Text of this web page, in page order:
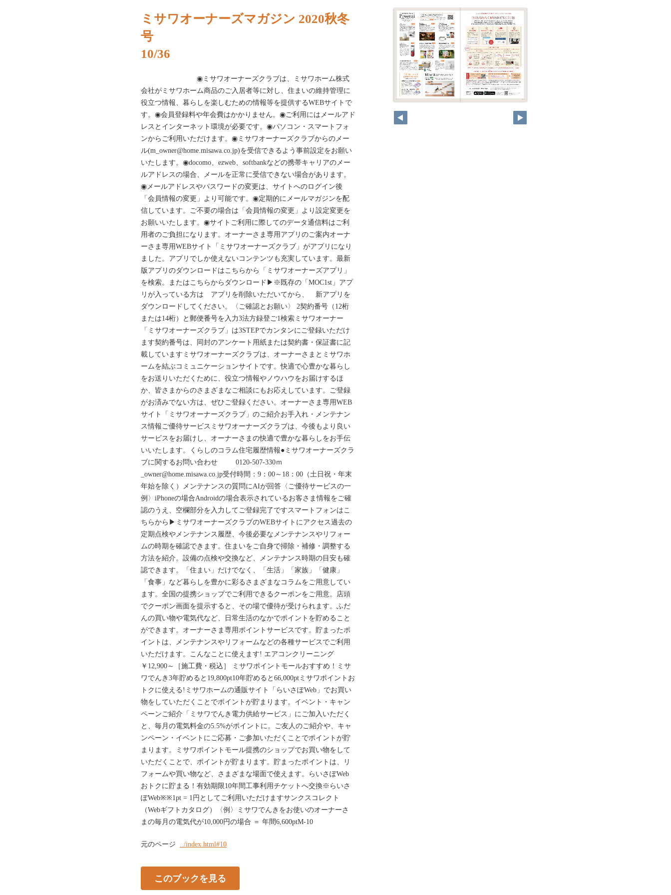
ミサワオーナーズマガジン 2020秋冬
号
10/36
◉ミサワオーナーズクラブは、ミサワホーム株式
会社がミサワホーム商品のご入居者等に対し、住まいの維持管理に
役立つ情報、暮らしを楽しむための情報等を提供するWEBサイトで
す。◉会員登録料や年会費はかかりません。◉ご利用にはメールアド
レスとインターネット環境が必要です。◉パソコン・スマートフォ
ンからご利用いただけます。◉ミサワオーナーズクラブからのメー
ル(m_owner@home.misawa.co.jp)を受信できるよう事前設定をお願い
いたします。◉docomo、ezweb、softbankなどの携帯キャリアのメー
ルアドレスの場合、メールを正常に受信できない場合があります。
◉メールアドレスやパスワードの変更は、サイトへのログイン後
「会員情報の変更」より可能です。◉定期的にメールマガジンを配
信しています。ご不要の場合は「会員情報の変更」より設定変更を
お願いいたします。◉サイトご利用に際してのデータ通信料はご利
用者のご負担になります。オーナーさま専用アプリのご案内オーナ
ーさま専用WEBサイト「ミサワオーナーズクラブ」がアプリになり
ました。アプリでしか使えないコンテンツも充実しています。最新
版アプリのダウンロードはこちらから「ミサワオーナーズアプリ」
を検索。またはこちらからダウンロード▶※既存の「MOC1st」アプ
リが入っている方は アプリを削除いただいてから、 新アプリを
ダウンロードしてください。〈ご確認とお願い〉 2契約番号（12桁
または14桁）と郵便番号を入力3法方録登ご1検索ミサワオーナー
「ミサワオーナーズクラブ」は3STEPでカンタンにご登録いただけ
ます契約番号は、同封のアンケート用紙または契約書・保証書に記
載していますミサワオーナーズクラブは、オーナーさまとミサワホ
ームを結ぶコミュニケーションサイトです。快適で心豊かな暮らし
をお送りいただくために、役立つ情報やノウハウをお届けするほ
か、皆さまからのさまざまなご相談にもお応えしています。ご登録
がお済みでない方は、ぜひご登録ください。オーナーさま専用WEB
サイト「ミサワオーナーズクラブ」のご紹介お手入れ・メンテナン
ス情報ご優待サービスミサワオーナーズクラブは、今後もより良い
サービスをお届けし、オーナーさまの快適で豊かな暮らしをお手伝
いいたします。くらしのコラム住宅履歴情報●ミサワオーナーズクラ
ブに関するお問い合わせ 0120-507-330ｍ
_owner@home.misawa.co.jp受付時間：9：00～18：00（土日祝・年末
年始を除く）メンテナンスの質問にAIが回答〈ご優待サービスの一
例〉iPhoneの場合Androidの場合表示されているお客さま情報をご確
認のうえ、空欄部分を入力してご登録完了ですスマートフォンはこ
ちらから▶ミサワオーナーズクラブのWEBサイトにアクセス過去の
定期点検やメンテナンス履歴、今後必要なメンテナンスやリフォー
ムの時期を確認できます。住まいをご自身で掃除・補修・調整する
方法を紹介。設備の点検や交換など、メンテナンス時期の目安も確
認できます。「住まい」だけでなく、「生活」「家族」「健康」
「食事」など暮らしを豊かに彩るさまざまなコラムをご用意してい
ます。全国の提携ショップでご利用できるクーポンをご用意。店頭
でクーポン画面を提示すると、その場で優待が受けられます。ふだ
んの買い物や電気代など、日常生活のなかでポイントを貯めること
ができます。オーナーさま専用ポイントサービスです。貯まったポ
イントは、メンテナンスやリフォームなどの各種サービスでご利用
いただけます。こんなことに使えます! エアコンクリーニング
￥12,900～［施工費・税込］ ミサワポイントモールおすすめ！ミサ
ワでんき3年貯めると19,800pt10年貯めると66,000ptミサワポイントお
トクに使える!ミサワホームの通販サイト「らいさぽWeb」でお買い
物をしていただくことでポイントが貯まります。イベント・キャン
ペーンご紹介「ミサワでんき電力供給サービス」にご加入いただく
と、毎月の電気料金の5.5%がポイントに。ご友人のご紹介や、キャ
ンペーン・イベントにご応募・ご参加いただくことでポイントが貯
まります。ミサワポイントモール提携のショップでお買い物をして
いただくことで、ポイントが貯まります。貯まったポイントは、リ
フォームや買い物など、さまざまな場面で使えます。らいさぽWeb
おトクに貯まる！有効期限10年間工事利用チケットへ交換※らいさ
ぽWeb※※1pt = 1円としてご利用いただけますサンクスコレクト
（Webギフトカタログ）〈例〉ミサワでんきをお使いのオーナーさ
まの毎月の電気代が10,000円の場合 ＝ 年間6,600ptM-10
元のページ ../index.html#10
このブックを見る